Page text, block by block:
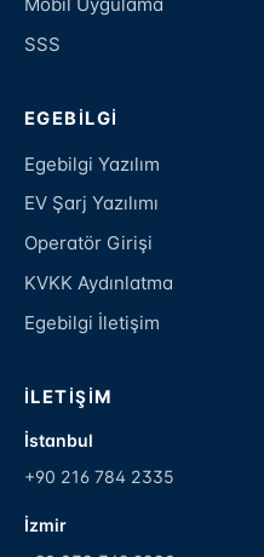
Mobil Uygulama
SSS
EGEBILGI
Egebilgi Yazılım
EV Şarj Yazılımı
Operatör Girişi
KVKK Aydınlatma
Egebilgi İletişim
İLETIŞIM
İstanbul
+90 216 784 2335
İzmir